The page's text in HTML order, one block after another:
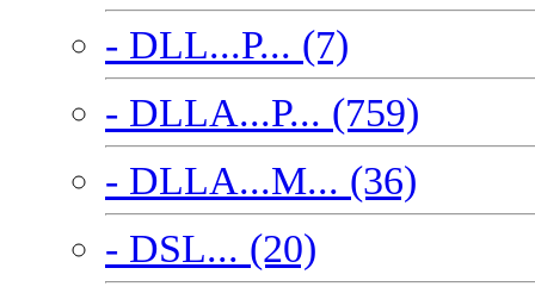
- DLL...P... (7)
- DLLA...P... (759)
- DLLA...M... (36)
- DSL... (20)